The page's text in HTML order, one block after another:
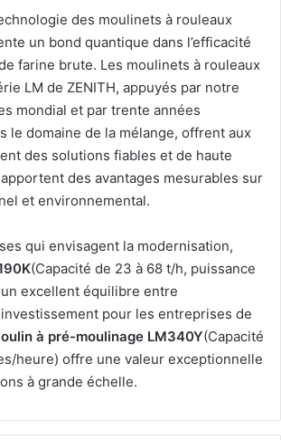
des moulinets à rouleaux
un bond quantique dans l’efficacité
farine brute. Les moulinets à rouleaux
LM de ZENITH, appuyés par notre
mondial et par trente années
le domaine de la mélange, offrent aux
des solutions fiables et de haute
des avantages mesurables sur
et environnemental.
qui envisagent la modernisation,
(Capacité de 23 à 68 t/h, puissance
excellent équilibre entre
pour les entreprises de
à pré-moulinage LM340Y(Capacité
heure) offre une valeur exceptionnelle
à grande échelle.